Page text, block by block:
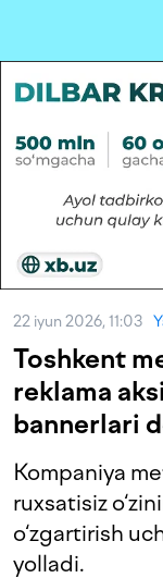
22 iyun 2026, 11:03
Toshkent
reklama
bannerlari
Kompaniya
ruxsatisiz
o‘zgartirish
yolladi.